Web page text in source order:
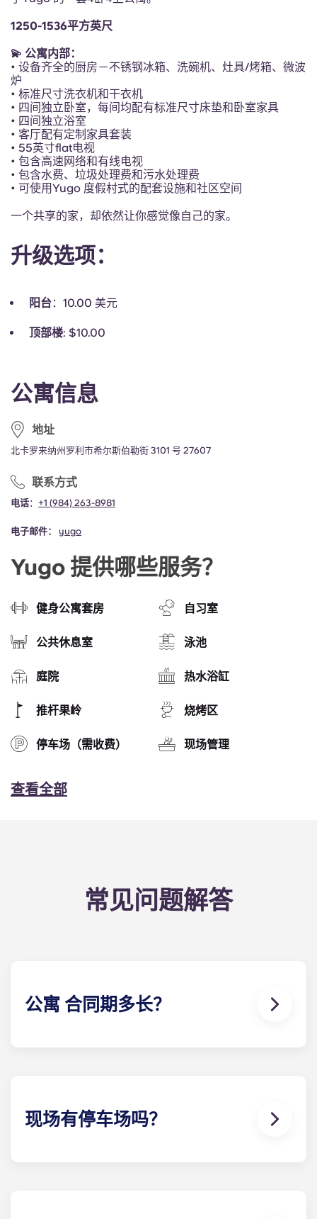
公寓信息
地址
北卡罗来纳州罗利市希尔斯伯勒街 3101 号 27607
联系方式
电话： +1 (984) 263-8981
电子邮件： yugo
Yugo 提供哪些服务？
健身公寓套房 自习室
公共休息室 泳池
庭院 热水浴缸
推杆果岭 烧烤区
停车场（需收费） 现场管理
查看全部
1250-1536平方英尺
💫 公寓内部：
• 设备齐全的厨房－不锈钢冰箱、洗碗机、灶具/烤箱、微波
炉
• 标准尺寸洗衣机和干衣机
• 四间独立卧室，每间均配有标准尺寸床垫和卧室家具
• 四间独立浴室
• 客厅配有定制家具套装
• 55英寸flat电视
• 包含高速网络和有线电视
• 包含水费、垃圾处理费和污水处理费
• 可使用Yugo 度假村式的配套设施和社区空间
一个共享的家，却依然让你感觉像自己的家。
升级选项：
阳台：10.00 美元
顶部楼: $10.00
常见问题解答
公寓 合同期多长？
现场有停车场吗？